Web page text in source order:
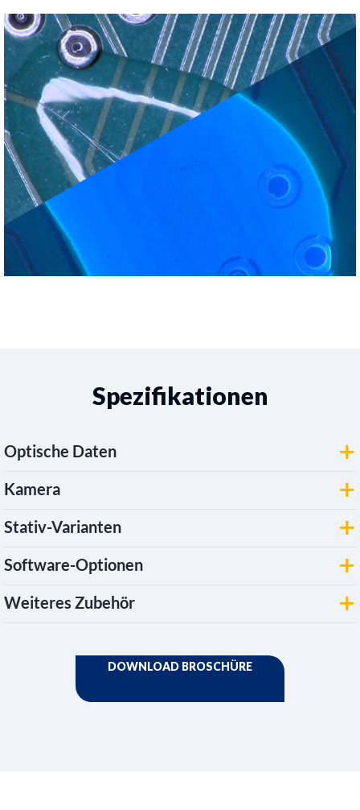
Spezifikationen
Optische Daten
Kamera
Stativ-Varianten
Software-Optionen
Weiteres Zubehör